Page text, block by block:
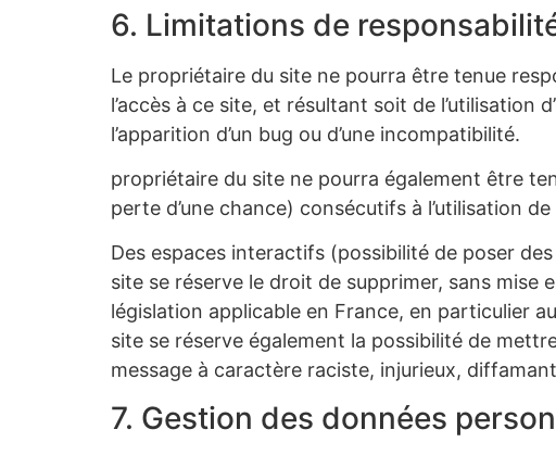
6. Limitations de
Le propriétaire du site ne pourra être tenue
l’accès à ce site, et résultant soit de
l’apparition d’un bug ou d’une incompatibilité.
propriétaire du site ne pourra également être
perte d’une chance) consécutifs à l’utilisation
Des espaces interactifs (possibilité de poser
site se réserve le droit de supprimer, sans
législation applicable en France, en particulier
site se réserve également la possibilité de
message à caractère raciste, injurieux,
7. Gestion des données